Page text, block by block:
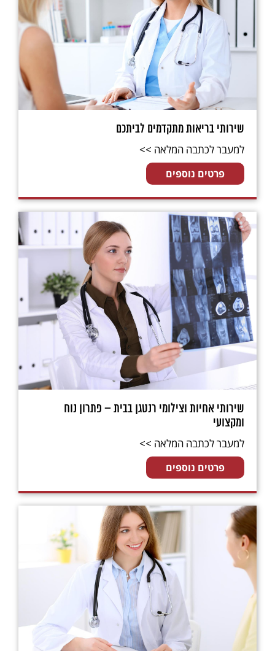
שירותי בריאות מתקדמים לביתכם
למעבר לכתבה המלאה >>
פרטים נוספים
שירותי אחיות וצילומי רנטגן בבית – פתרון נוח
ומקצועי
למעבר לכתבה המלאה >>
פרטים נוספים